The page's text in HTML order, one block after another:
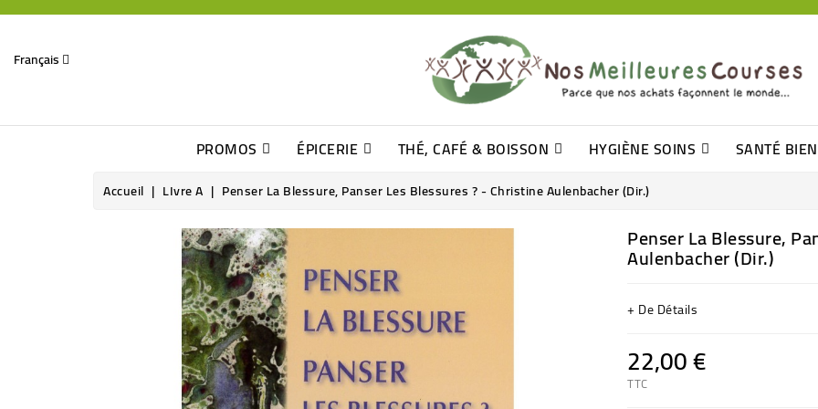
Français
PROMOS ÉPICERIE THÉ, CAFÉ & BOISSON HYGIÈNE SOINS SANTÉ
Accueil LIvre A Penser La Blessure, Panser Les Blessures ? - Christine Aulenbacher (dir.)
Penser La Blessure,
Aulenbacher (dir.)
+ De Détails
22,00 €
TTC